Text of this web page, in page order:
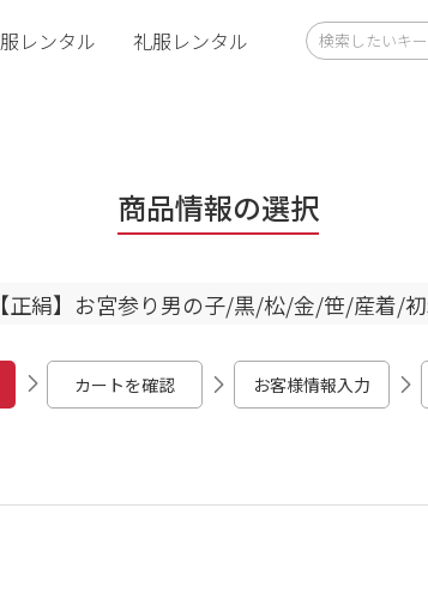
レンタル 礼服レンタル
商品情報の選択
【正絹】お宮参り男の子/黒/松/金/笹/産着/
カートを確認 お客様情報入力